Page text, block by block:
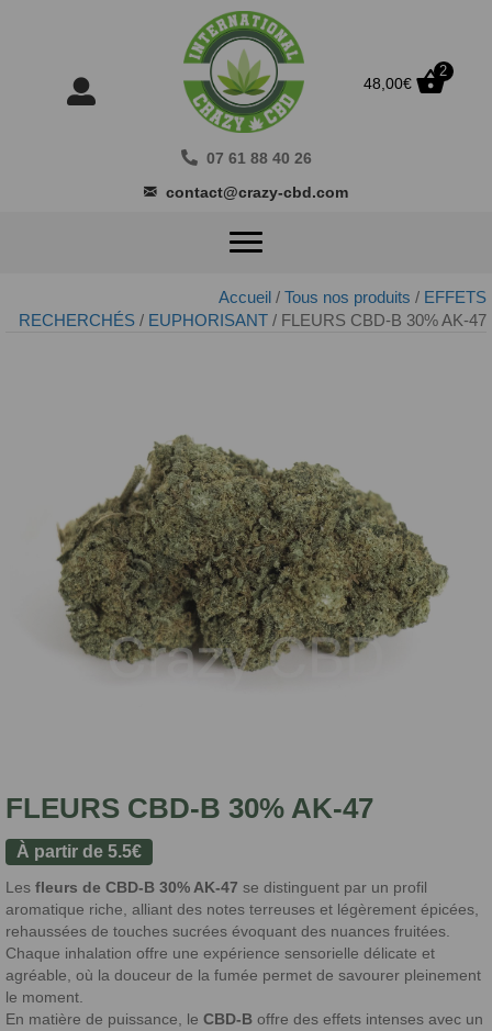
48,00€
2
07 61 88 40 26
contact@crazy-cbd.com
Accueil / Tous nos produits / EFFETS
RECHERCHÉS / EUPHORISANT / FLEURS CBD-B 30% AK-47
FLEURS CBD-B 30% AK-47
À partir de 5.5€
Les fleurs de CBD-B 30% AK-47 se distinguent par un profil
aromatique riche, alliant des notes terreuses et légèrement épicées,
rehaussées de touches sucrées évoquant des nuances fruitées.
Chaque inhalation offre une expérience sensorielle délicate et
agréable, où la douceur de la fumée permet de savourer pleinement
le moment.
En matière de puissance, le CBD-B offre des effets intenses avec un